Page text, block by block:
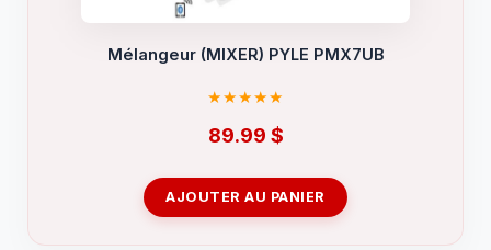
Mélangeur (MIXER) PYLE PMX7UB
89.99 $
AJOUTER AU PANIER